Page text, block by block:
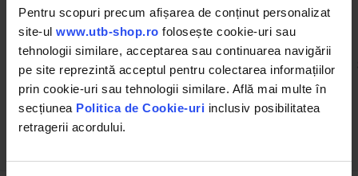
Pentru scopuri precum afișarea de conținut personalizat
site-ul www.utb-shop.ro folosește cookie-uri sau
tehnologii similare, acceptarea sau continuarea navigării
pe site reprezintă acceptul pentru colectarea informațiilor
prin cookie-uri sau tehnologii similare. Află mai multe în
secțiunea Politica de Cookie-uri inclusiv posibilitatea
retragerii acordului.
BK88729
Set 54 piese imbus, biti
torx, hex si spline Breckner
Germany
(3)
BK83001
Spray cu vaselina lichida
(132)